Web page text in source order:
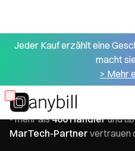
Jeder Kauf erzählt eine
macht
> Mehr
Skip
to
main
Wir digitalisieren über
- mehr als400 Händlerund
MarTech-Partner vertrauen